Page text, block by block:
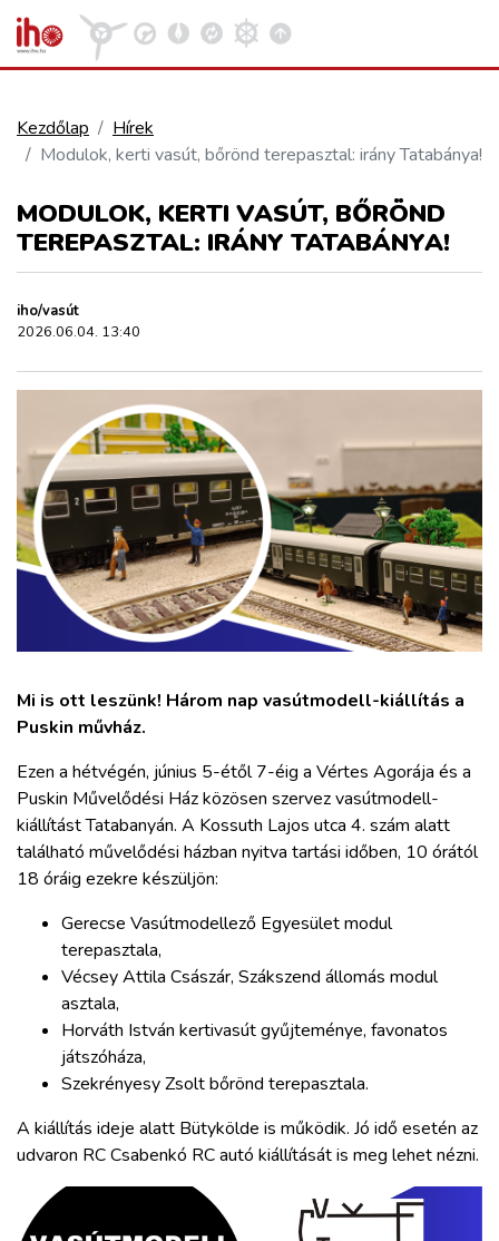
VASÚT
KÖZÚT
REPÜLÉS
KÖZLEKEDÉSFEJLESZTÉS
ELLÁTÁSI LÁNC
ZÖLDÚT
HAJÓZÁS
ARCHÍVUM
WEBSHOP
BELÉPÉS
Kosár megtekintése
Kezdőlap
Hírek
Modulok, kerti vasút, bőrönd terepasztal: irány Tatabánya!
MODULOK, KERTI VASÚT, BŐRÖND
TEREPASZTAL: IRÁNY TATABÁNYA!
iho/vasút
2026.06.04. 13:40
Mi is ott leszünk! Három nap vasútmodell-kiállítás a
Puskin művház.
Ezen a hétvégén, június 5-étől 7-éig a Vértes Agorája és a
Puskin Művelődési Ház közösen szervez vasútmodell-
kiállítást Tatabanyán. A Kossuth Lajos utca 4. szám alatt
található művelődési házban nyitva tartási időben, 10 órától
18 óráig ezekre készüljön:
Gerecse Vasútmodellező Egyesület modul
terepasztala,
Vécsey Attila Császár, Szákszend állomás modul
asztala,
Horváth István kertivasút gyűjteménye, favonatos
játszóháza,
Szekrényesy Zsolt bőrönd terepasztala.
A kiállítás ideje alatt Bütykölde is működik. Jó idő esetén az
udvaron RC Csabenkó RC autó kiállítását is meg lehet nézni.